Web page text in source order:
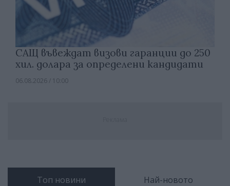
САЩ въвеждат визови гаранции до 250
хил. долара за определени кандидати
06.08.2026 / 10:00
Топ новини Най-новото